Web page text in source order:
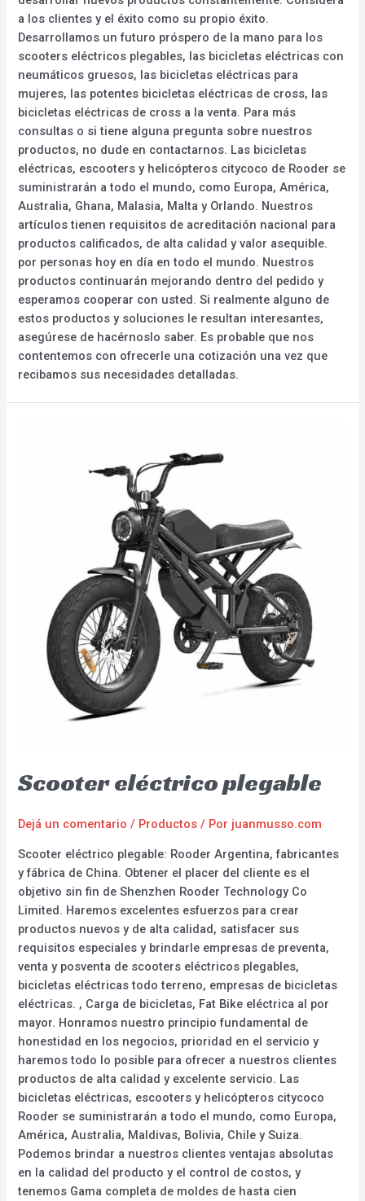
a los clientes y el éxito como su propio éxito.
Desarrollamos un futuro próspero de la mano para los
scooters eléctricos plegables, las bicicletas eléctricas con
neumáticos gruesos, las bicicletas eléctricas para
mujeres, las potentes bicicletas eléctricas de cross, las
bicicletas eléctricas de cross a la venta. Para más
consultas o si tiene alguna pregunta sobre nuestros
productos, no dude en contactarnos. Las bicicletas
eléctricas, escooters y helicópteros citycoco de Rooder se
suministrarán a todo el mundo, como Europa, América,
Australia, Ghana, Malasia, Malta y Orlando. Nuestros
artículos tienen requisitos de acreditación nacional para
productos calificados, de alta calidad y valor asequible.
por personas hoy en día en todo el mundo. Nuestros
productos continuarán mejorando dentro del pedido y
esperamos cooperar con usted. Si realmente alguno de
estos productos y soluciones le resultan interesantes,
asegúrese de hacérnoslo saber. Es probable que nos
contentemos con ofrecerle una cotización una vez que
recibamos sus necesidades detalladas.
Scooter eléctrico plegable
Dejá un comentario / Productos / Por juanmusso.com
Scooter eléctrico plegable: Rooder Argentina, fabricantes
y fábrica de China. Obtener el placer del cliente es el
objetivo sin fin de Shenzhen Rooder Technology Co
Limited. Haremos excelentes esfuerzos para crear
productos nuevos y de alta calidad, satisfacer sus
requisitos especiales y brindarle empresas de preventa,
venta y posventa de scooters eléctricos plegables,
bicicletas eléctricas todo terreno, empresas de bicicletas
eléctricas. , Carga de bicicletas, Fat Bike eléctrica al por
mayor. Honramos nuestro principio fundamental de
honestidad en los negocios, prioridad en el servicio y
haremos todo lo posible para ofrecer a nuestros clientes
productos de alta calidad y excelente servicio. Las
bicicletas eléctricas, escooters y helicópteros citycoco
Rooder se suministrarán a todo el mundo, como Europa,
América, Australia, Maldivas, Bolivia, Chile y Suiza.
Podemos brindar a nuestros clientes ventajas absolutas
en la calidad del producto y el control de costos, y
tenemos Gama completa de moldes de hasta cien